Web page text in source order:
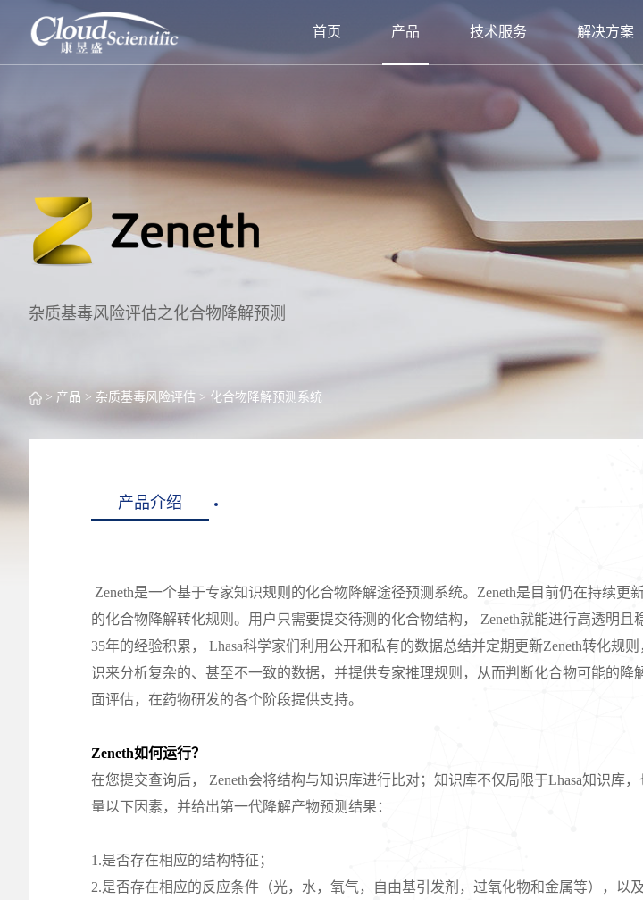
首页 产品 技术服务 解决方案
杂质基毒风险评估之化合物降解预测
> 产品 > 杂质基毒风险评估 > 化合物降解预测系统
产品介绍
Zeneth是一个基于专家知识规则的化合物降解途径预测系统。Zeneth是目前仍在持续
的化合物降解转化规则。用户只需要提交待测的化合物结构， Zeneth就能进行高透明
35年的经验积累， Lhasa科学家们利用公开和私有的数据总结并定期更新Zeneth转化
识来分析复杂的、甚至不一致的数据，并提供专家推理规则，从而判断化合物可能的
面评估，在药物研发的各个阶段提供支持。
Zeneth如何运行？
在您提交查询后， Zeneth会将结构与知识库进行比对；知识库不仅局限于Lhasa知识库
量以下因素，并给出第一代降解产物预测结果：
1.是否存在相应的结构特征；
2.是否存在相应的反应条件（光，水，氧气，自由基引发剂，过氧化物和金属等），以及